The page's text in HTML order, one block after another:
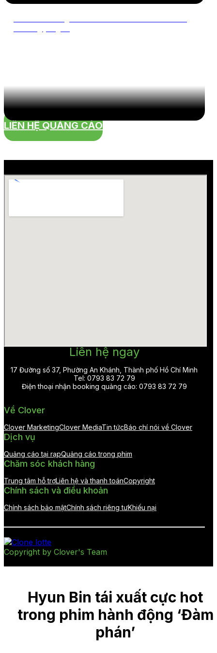
LIÊN HỆ QUẢNG CÁO
Liên hệ ngay
17 Đường số 37, Phường An Khánh, Thành phố Hồ Chí Minh
Tel: 0793 83 72 79
Điện thoại nhận booking quảng cáo: 0793 83 72 79
Về Clover
Clover MarketingClover MediaTin tứcBáo chí nói về Clover
Dịch vụ
Quảng cáo tại rạpQuảng cáo trong phim
Chăm sóc khách hàng
Trung tâm hỗ trợLiên hệ và thanh toánCopyright
Chính sách và điều khoản
Chính sách bảo mậtChính sách riêng tưKhiếu nại
Copyright by Clover's Team
Hyun Bin tái xuất cực hot
trong phim hành động ‘Đàm
phán’